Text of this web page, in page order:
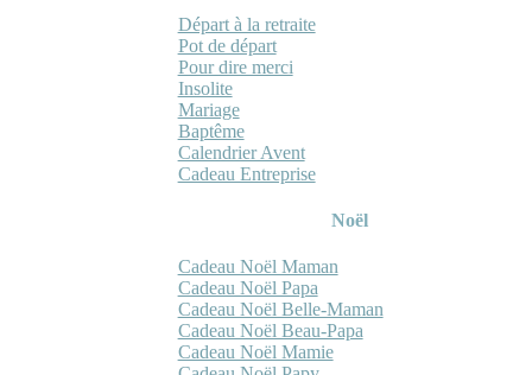
Départ à la retraite
Pot de départ
Pour dire merci
Insolite
Mariage
Baptême
Calendrier Avent
Cadeau Entreprise
Noël
Cadeau Noël Maman
Cadeau Noël Papa
Cadeau Noël Belle-Maman
Cadeau Noël Beau-Papa
Cadeau Noël Mamie